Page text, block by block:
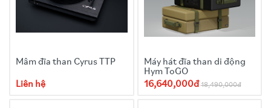
Mâm đĩa than Cyrus TTP
Liên hệ
Máy hát đĩa than di động
Hym ToGO
16,640,000đ 18,490,000đ